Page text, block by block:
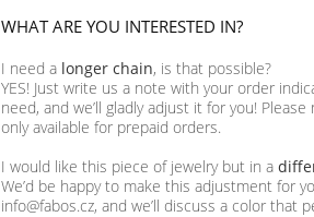
WHAT ARE YOU INTERESTED IN?
I need a longer chain, is that possible?
YES! Just write us a note with your order
need, and we’ll gladly adjust it for you!
only available for prepaid orders.
I would like this piece of jewelry but in a
We’d be happy to make this adjustment for
info@fabos.cz, and we’ll discuss a color that